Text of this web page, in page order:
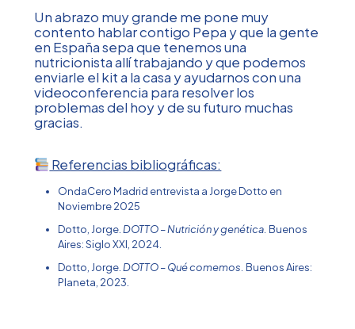
Un abrazo muy grande me pone muy
contento hablar contigo Pepa y que la gente
en España sepa que tenemos una
nutricionista allí trabajando y que podemos
enviarle el kit a la casa y ayudarnos con una
videoconferencia para resolver los
problemas del hoy y de su futuro muchas
gracias.
Referencias bibliográficas:
OndaCero Madrid entrevista a Jorge Dotto en
Noviembre 2025
Dotto, Jorge. DOTTO – Nutrición y genética. Buenos
Aires: Siglo XXI, 2024.
Dotto, Jorge. DOTTO – Qué comemos. Buenos Aires:
Planeta, 2023.